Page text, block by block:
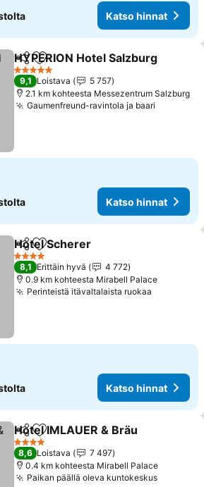
Katso hinnat
Jaa Lisää suosikkeihin
HYPERION Hotel Salzburg
5 Tähtiluokitus
9,1 Loistava
5 757
2.1 km kohteesta Messezentrum Salzburg
Gaumenfreund-ravintola ja baari
Katso hinnat
Jaa Lisää suosikkeihin
Hotel Scherer
4 Tähtiluokitus
8,1 Erittäin hyvä
4 772
0.9 km kohteesta Mirabell Palace
Perinteistä itävaltalaista ruokaa
Katso hinnat
Jaa Lisää suosikkeihin
Hotel IMLAUER & Bräu
4 Tähtiluokitus
8,6 Loistava
7 497
0.4 km kohteesta Mirabell Palace
Paikan päällä oleva kuntokeskusKatso